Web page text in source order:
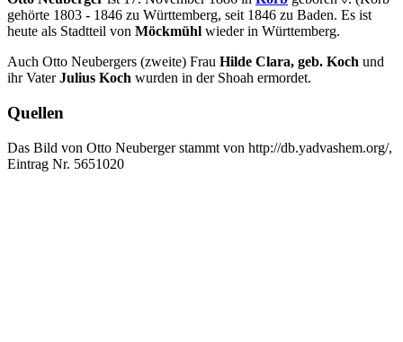
gehörte 1803 - 1846 zu Württemberg, seit 1846 zu Baden. Es ist
heute als Stadtteil von Möckmühl wieder in Württemberg.
Auch Otto Neubergers (zweite) Frau Hilde Clara, geb. Koch und
ihr VaterJulius Koch wurden in der Shoah ermordet.
Quellen
Das Bild von Otto Neuberger stammt von http://db.yadvashem.org/,
Eintrag Nr. 5651020